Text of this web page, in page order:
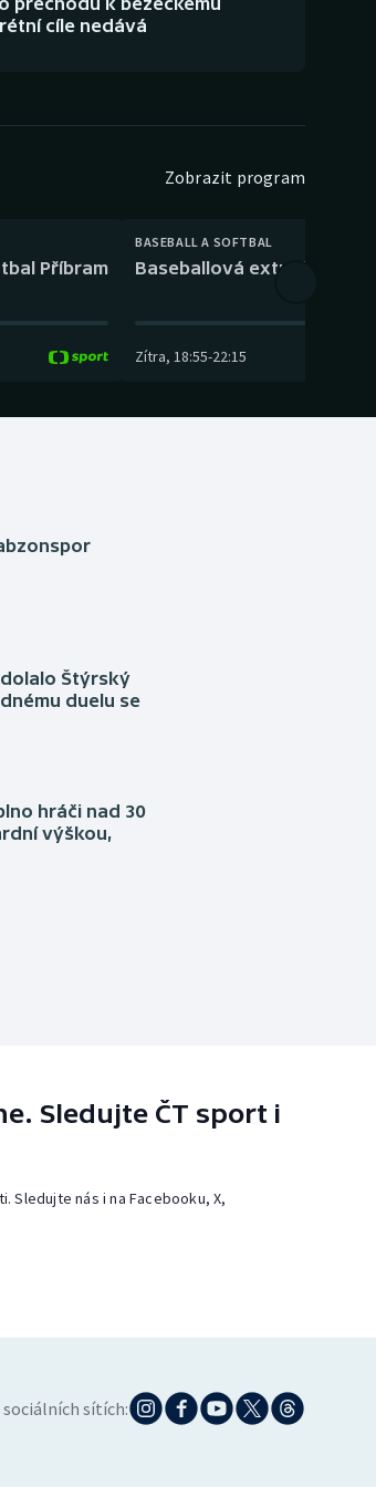
cíle nedává
Zobrazit program
Příbram
BASEBALL A SOFTBAL
Baseballová extraliga:
Zítra, 18:55-22:15
Štýrský
duelu se
hráči nad 30
výškou,
Sledujte ČT sport i
Sledujte nás i na Facebooku, X,
sítích: